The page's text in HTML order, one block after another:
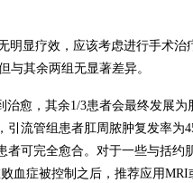
明显疗效，应该考虑进行手术治
与其余两组无显著差异。
治愈，其余1/3患者会最终发展为
引流管组患者肛周脓肿复发率为
者可完全愈合。对于一些与括约
血症被控制之后，推荐应用MRI